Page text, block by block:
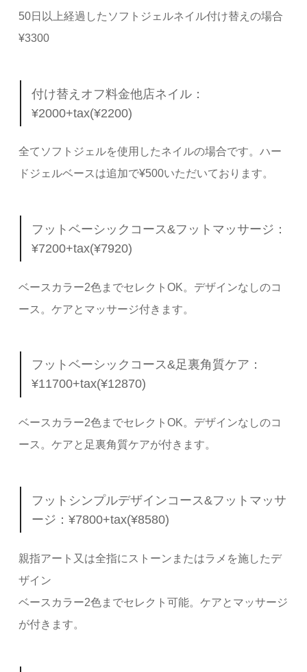
50日以上経過したソフトジェルネイル付け替えの場合
¥3300
付け替えオフ料金他店ネイル：
¥2000+tax(¥2200)
全てソフトジェルを使用したネイルの場合です。ハー
ドジェルベースは追加で¥500いただいております。
フットベーシックコース&フットマッサージ：
¥7200+tax(¥7920)
ベースカラー2色までセレクトOK。デザインなしのコ
ース。ケアとマッサージ付きます。
フットベーシックコース&足裏角質ケア：
¥11700+tax(¥12870)
ベースカラー2色までセレクトOK。デザインなしのコ
ース。ケアと足裏角質ケアが付きます。
フットシンプルデザインコース&フットマッサ
ージ：¥7800+tax(¥8580)
親指アート又は全指にストーンまたはラメを施したデ
ザイン
ベースカラー2色までセレクト可能。ケアとマッサージ
が付きます。